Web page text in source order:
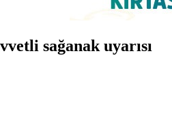
sağanak uyarısı